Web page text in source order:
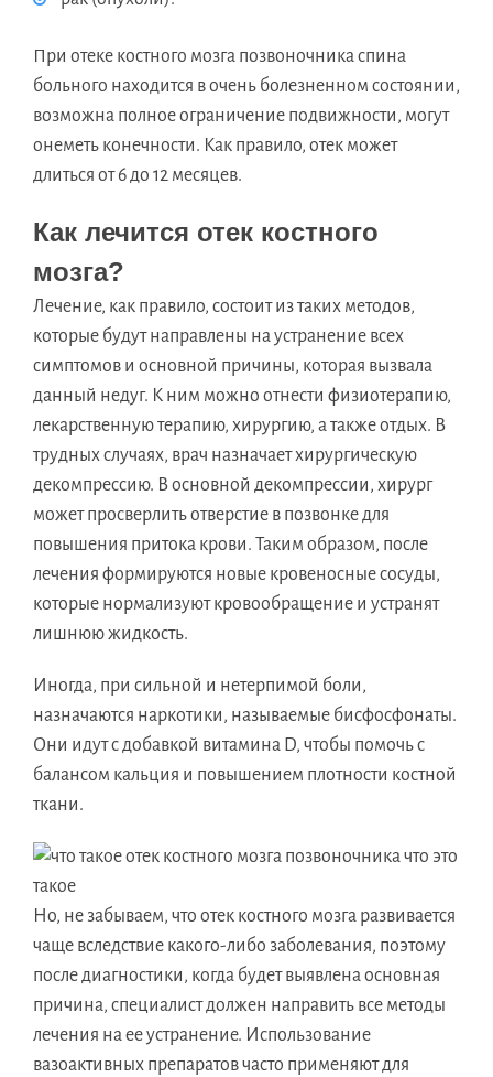
При отеке костного мозга позвоночника спина
больного находится в очень болезненном состоянии,
возможна полное ограничение подвижности, могут
онеметь конечности. Как правило, отек может
длиться от 6 до 12 месяцев.
Как лечится отек костного
мозга?
Лечение, как правило, состоит из таких методов,
которые будут направлены на устранение всех
симптомов и основной причины, которая вызвала
данный недуг. К ним можно отнести физиотерапию,
лекарственную терапию, хирургию, а также отдых. В
трудных случаях, врач назначает хирургическую
декомпрессию. В основной декомпрессии, хирург
может просверлить отверстие в позвонке для
повышения притока крови. Таким образом, после
лечения формируются новые кровеносные сосуды,
которые нормализуют кровообращение и устранят
лишнюю жидкость.
Иногда, при сильной и нетерпимой боли,
назначаются наркотики, называемые бисфосфонаты.
Они идут с добавкой витамина D, чтобы помочь с
балансом кальция и повышением плотности костной
ткани.
Но, не забываем, что отек костного мозга развивается
чаще вследствие какого-либо заболевания, поэтому
после диагностики, когда будет выявлена основная
причина, специалист должен направить все методы
лечения на ее устранение. Использование
вазоактивных препаратов часто применяют для